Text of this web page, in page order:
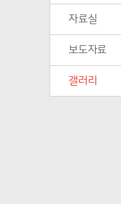
자료실
보도자료
갤러리